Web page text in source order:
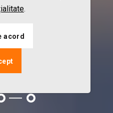
.
acord